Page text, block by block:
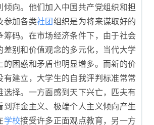
倾向。他们加入中国共产党组织和担
参加各类社团 组织是为将来谋取好的
筹码。在市场经济条件下，由于社会
差别和价值观念的多元化，当代大学
的困惑和矛盾也明显增多。而新的价
有建立，大学生的自我评判标准常常
选择。一方面感到天下兴亡，匹夫有
到拜金主义、极端个人主义倾向产生
学校接受许多正面观点教育，另一方